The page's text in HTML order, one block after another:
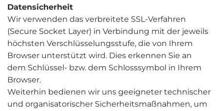
Datensicherheit
Wir verwenden das verbreitete SSL-Verfahren
(Secure Socket Layer) in Verbindung mit der jeweils
höchsten Verschlüsselungsstufe, die von Ihrem
Browser unterstützt wird. Dies erkennen Sie an
dem Schlüssel- bzw. dem Schlosssymbol in Ihrem
Browser.
Weiterhin bedienen wir uns geeigneter technischer
und organisatorischer Sicherheitsmaßnahmen, um